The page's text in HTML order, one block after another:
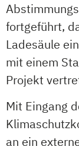
fortgeführt,
Ladesäule
mit einem
Projekt
Mit Eingang
an ein